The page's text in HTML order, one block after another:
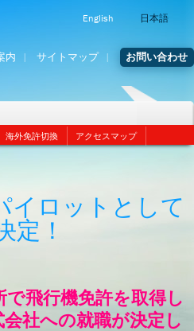
English 日本語
内 サイトマップ お問い合わせ
海外免許切換 アクセスマップ
イロットとして
定！
飛行機免許を取得し
社への就職が決定し